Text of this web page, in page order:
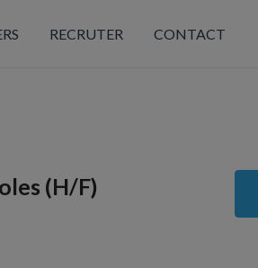
RECRUTER CONTACT
(H/F)